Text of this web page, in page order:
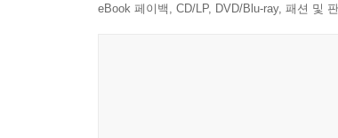
프랑 마손느리
eBook 페이백, CD/LP, DVD/Blu-ray, 패션 및